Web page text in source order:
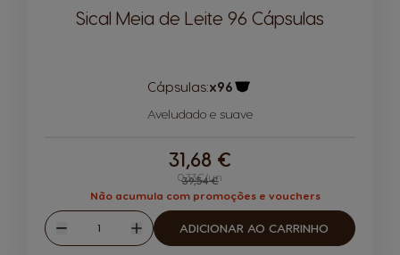
Sical Meia de Leite 96 Cápsulas
Cápsulas:x96
Aveludado e suave
0,33€/unRegular Price
39,54 €
31,68 €
Não acumula com promoções e vouchers
Reduzir
Quantidade
Aumentar
ADICIONAR AO CARRINHO